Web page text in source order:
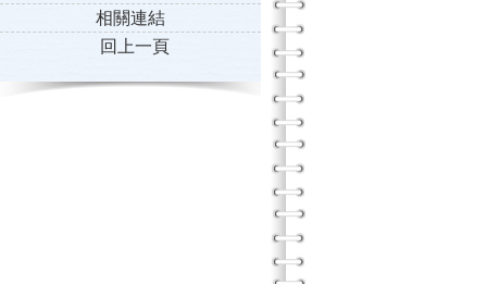
相關連結
回上一頁